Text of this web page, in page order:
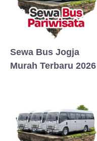
Sewa Bus Jogja
Murah Terbaru 2026